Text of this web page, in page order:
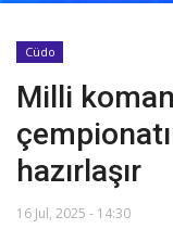
Əlaqə
Haqqımızda
Köşə yazıları
Dünya futbolu
Cüdo
Milli
hazırlaşır
16 Jul, 2025 - 14:30